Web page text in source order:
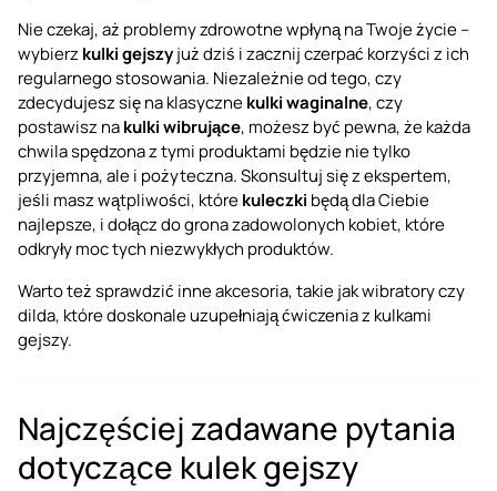
Nie czekaj, aż problemy zdrowotne wpłyną na Twoje życie –
wybierzkulki gejszyjuż dziś i zacznij czerpać korzyści z ich
regularnego stosowania. Niezależnie od tego, czy
zdecydujesz się na klasycznekulki waginalne, czy
postawisz nakulki wibrujące, możesz być pewna, że każda
chwila spędzona z tymi produktami będzie nie tylko
przyjemna, ale i pożyteczna. Skonsultuj się z ekspertem,
jeśli masz wątpliwości, którekuleczki będą dla Ciebie
najlepsze, i dołącz do grona zadowolonych kobiet, które
odkryły moc tych niezwykłych produktów.
Warto też sprawdzić inne akcesoria, takie jakwibratoryczy
dilda, które doskonale uzupełniają ćwiczenia z kulkami
gejszy.
Najczęściej zadawane pytania
dotyczące kulek gejszy